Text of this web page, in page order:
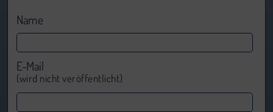
Name
E-Mail
(wird nicht veröffentlicht)